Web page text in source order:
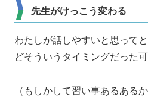
先生がけっこう変わる
わたしが話しやすいと思って
どそういうタイミングだった
（もしかして習い事あるある